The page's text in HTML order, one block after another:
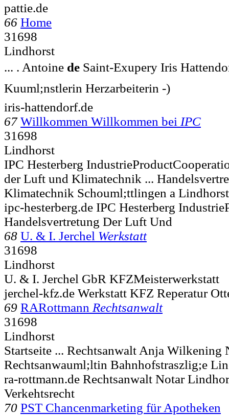
pattie.de
66 Home
31698
Lindhorst
... . Antoine de Saint-Exupery Iris
Kuuml;nstlerin Herzarbeiterin -)
iris-hattendorf.de
67 Willkommen Willkommen bei IPC
31698
Lindhorst
IPC Hesterberg
der Luft und Klimatechnik ...
Klimatechnik Schouml;ttlingen a
ipc-hesterberg.de IPC Hesterberg
Handelsvertretung Der Luft Und
68 U. & I. Jerchel Werkstatt
31698
Lindhorst
U. & I. Jerchel GbR KFZMeisterwerkstatt
jerchel-kfz.de Werkstatt KFZ Reperatur
69 RARottmann Rechtsanwalt
31698
Lindhorst
Startseite ... Rechtsanwalt Anja Wilkening
Rechtsanwauml;ltin Bahnhofstraszlig;e
ra-rottmann.de Rechtsanwalt Notar
Verkehtsrecht
70 PST Chancenmarketing für Apotheken